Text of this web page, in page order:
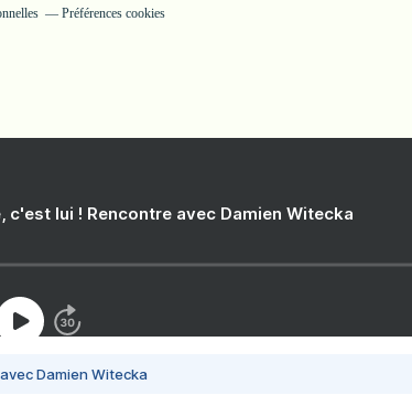
Préférences cookies
lui ! Rencontre avec Damien Witecka
Damien Witecka